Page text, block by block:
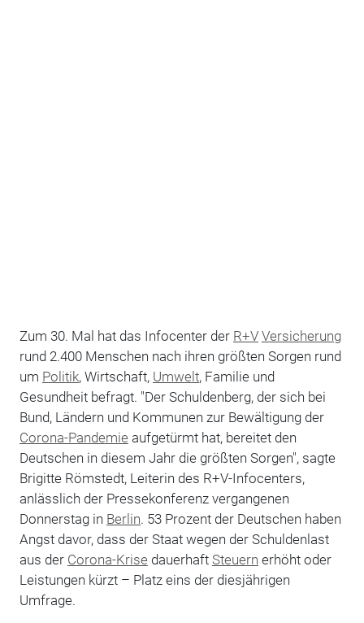
Zum 30. Mal hat das Infocenter der R+V Versicherung
rund 2.400 Menschen nach ihren größten Sorgen rund
um Politik, Wirtschaft, Umwelt, Familie und
Gesundheit befragt. "Der Schuldenberg, der sich bei
Bund, Ländern und Kommunen zur Bewältigung der
Corona-Pandemie aufgetürmt hat, bereitet den
Deutschen in diesem Jahr die größten Sorgen", sagte
Brigitte Römstedt, Leiterin des R+V-Infocenters,
anlässlich der Pressekonferenz vergangenen
Donnerstag in Berlin. 53 Prozent der Deutschen haben
Angst davor, dass der Staat wegen der Schuldenlast
aus der Corona-Krise dauerhaft Steuern erhöht oder
Leistungen kürzt – Platz eins der diesjährigen
Umfrage.